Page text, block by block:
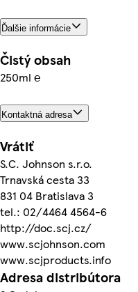
Ďalšie informácie
Čistý obsah
250ml ℮
Kontaktná adresa
Vrátiť
S.C. Johnson s.r.o.
Trnavská cesta 33
831 04 Bratislava 3
tel.: 02/4464 4564-6
http://doc.scj.cz/
www.scjohnson.com
www.scjproducts.info
Adresa distribútora